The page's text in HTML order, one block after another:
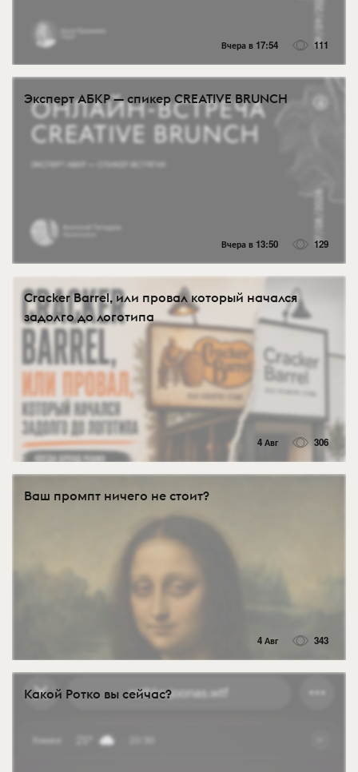
Вчера в 17:54 111
Эксперт АБКР — спикер CREATIVE BRUNCH
Вчера в 13:50 129
Cracker Barrel, или провал который начался
задолго до логотипа
4 Авг 306
Ваш промпт ничего не стоит?
4 Авг 343
Какой Ротко вы сейчас?